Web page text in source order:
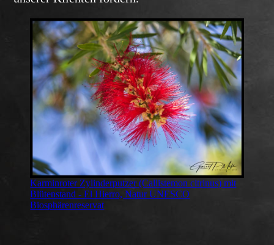
Karminroter Zylinderputzer (Callistemon citrinus) mit
Blütenstand - El Hierro, Natur UNESCO
Biosphärenreservat